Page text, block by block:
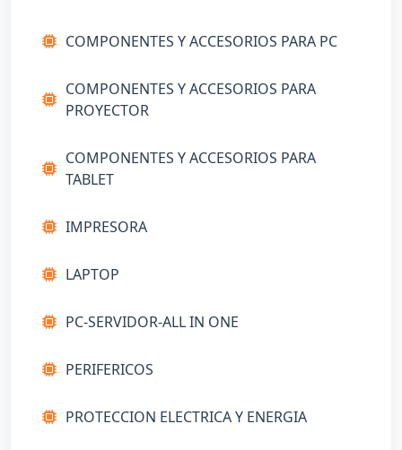
COMPONENTES Y ACCESORIOS PARA PC
COMPONENTES Y ACCESORIOS PARA
PROYECTOR
COMPONENTES Y ACCESORIOS PARA
TABLET
IMPRESORA
LAPTOP
PC-SERVIDOR-ALL IN ONE
PERIFERICOS
PROTECCION ELECTRICA Y ENERGIA